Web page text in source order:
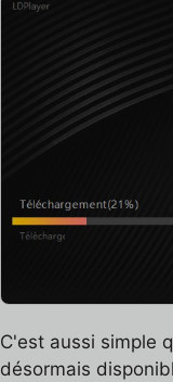
C'est aussi simple
désormais